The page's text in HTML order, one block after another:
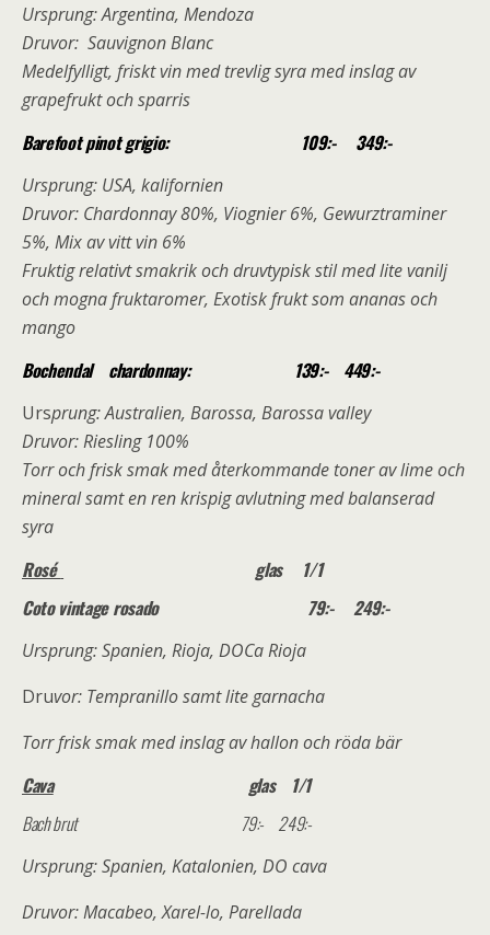
Ursprung: Argentina, Mendoza
Druvor: Sauvignon Blanc
Medelfylligt, friskt vin med trevlig syra med inslag av
grapefrukt och sparris
Barefoot pinot grigio: 109:- 349:-
Ursprung: USA, kalifornien
Druvor: Chardonnay 80%, Viognier 6%, Gewurztraminer
5%, Mix av vitt vin 6%
Fruktig relativt smakrik och druvtypisk stil med lite vanilj
och mogna fruktaromer, Exotisk frukt som ananas och
mango
Bochendal chardonnay: 139:- 449:-
Ursprung: Australien, Barossa, Barossa valley
Druvor: Riesling 100%
Torr och frisk smak med återkommande toner av lime och
mineral samt en ren krispig avlutning med balanserad
syra
Rosé
glas 1/1
Coto vintage rosado 79:- 249:-
Ursprung: Spanien, Rioja, DOCa Rioja
Druvor: Tempranillo samt lite garnacha
Torr frisk smak med inslag av hallon och röda bär
Cava
glas 1/1
Bach brut 79:- 249:-
Ursprung: Spanien, Katalonien, DO cava
Druvor: Macabeo, Xarel-lo, Parellada